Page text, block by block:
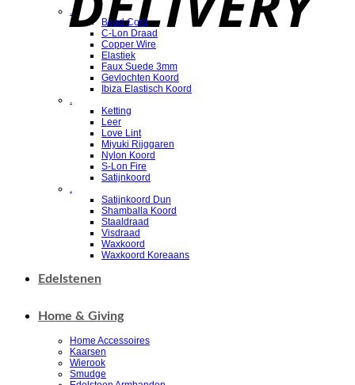
.
Bead Cord
C-Lon Draad
Copper Wire
Elastiek
Faux Suede 3mm
Gevlochten Koord
Ibiza Elastisch Koord
.
Ketting
Leer
Love Lint
Miyuki Rijggaren
Nylon Koord
S-Lon Fire
Satijnkoord
.
Satijnkoord Dun
Shamballa Koord
Staaldraad
Visdraad
Waxkoord
Waxkoord Koreaans
Edelstenen
Home & Giving
Home Accessoires
Kaarsen
Wierook
Smudge